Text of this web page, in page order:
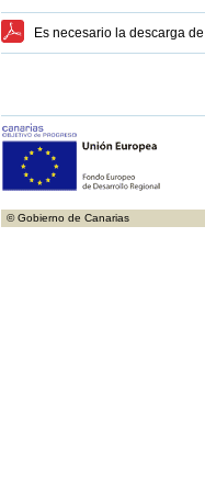
Es necesario la descarga de
© Gobierno de Canarias